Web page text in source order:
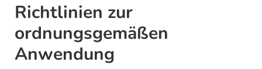
Richtlinien zur
ordnungsgemäßen
Anwendung